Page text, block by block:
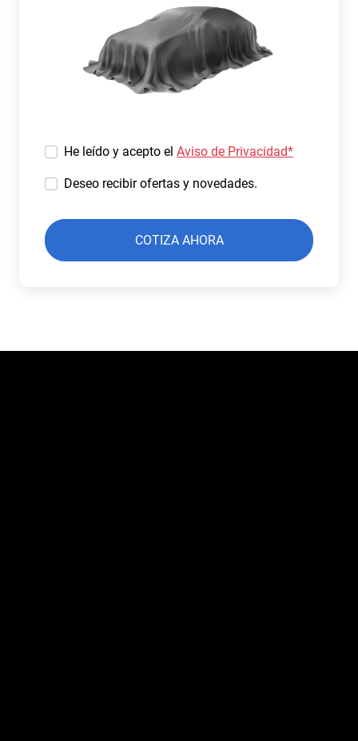
He leído y acepto el Aviso de Privacidad*
Deseo recibir ofertas y novedades.
COTIZA AHORA